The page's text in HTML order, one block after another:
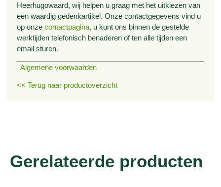
Heerhugowaard, wij helpen u graag met het uitkiezen van
een waardig gedenkartikel. Onze contactgegevens vind u
op onzecontactpagina, u kunt ons binnen de gestelde
werktijden telefonisch benaderen of ten alle tijden een
email sturen.
Algemene voorwaarden
<< Terug naar productoverzicht
Gerelateerde producten